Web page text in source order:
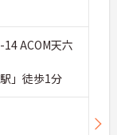
ACOM天六
」徒歩1分